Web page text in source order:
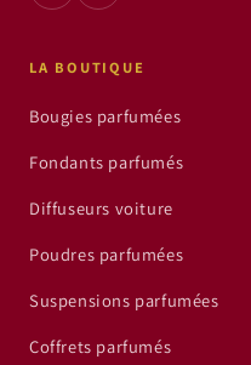
LA BOUTIQUE
Bougies parfumées
Fondants parfumés
Diffuseurs voiture
Poudres parfumées
Suspensions parfumées
Coffrets parfumés